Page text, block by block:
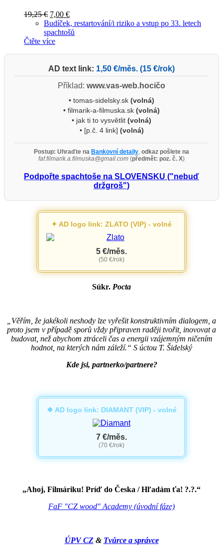
19,25€ Původní
cena
byla:
19,25 €.
7,00 €Aktuální
cena
je:
Budíček, restartování/i riziko a vstup po 33. letech
spachtošů
Čtěte více
AD text link: 1,50 €/měs. (15 €/rok)
Příklad: www.vas-web.hocičo
• tomas-sidelsky.sk (volná)
• filmarik-a-filmuska.sk (volná)
• jak ti to vysvětlit (volná)
• [p.č. 4 link] (volná)
Postup: Uhraďte na Bankovní detaily odkaz pošlete na
faf.filmarik.a.filmuska@gmail.com (předmět: poz. č. X)
Podpořte spachtoše na SLOVENSKU ("nebuď
držgroš")
✦ AD logo link: ZLATO (VIP) - volné
5 €/měs.
(50 €/rok)
Súkr. Pocta
„Věřím, že jakékoli neshody lze vyřešit konstruktivním dialogem, a
proto jsem v případě sporů vždy připraven raději tvořit, inovovat a
budovat, než abychom ztráceli čas a energii vzájemným ničením
hodnot, na kterých nám záleží.“ S úctou T. Šidelský
Kde jsi, partnerko/partnere?
❖ AD logo link: DIAMANT (VIP) - volné
7 €/měs.
(70 €/rok)
„Ahoj, Filmáriku! Príď do Česka / Hľadám ťa! ?.?.“
FaF "CZ wood" Academy (úvodní fáze)
ÚPV CZ & Tvůrce a správce